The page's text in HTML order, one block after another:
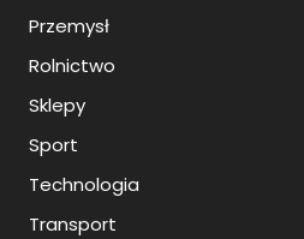
Przemysł
Rolnictwo
Sklepy
Sport
Technologia
Transport